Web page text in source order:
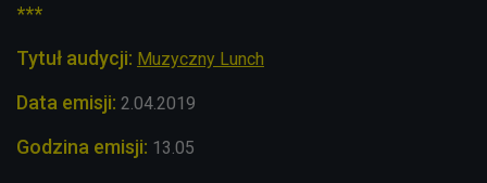
***
Tytuł audycji: Muzyczny Lunch
Data emisji: 2.04.2019
Godzina emisji: 13.05